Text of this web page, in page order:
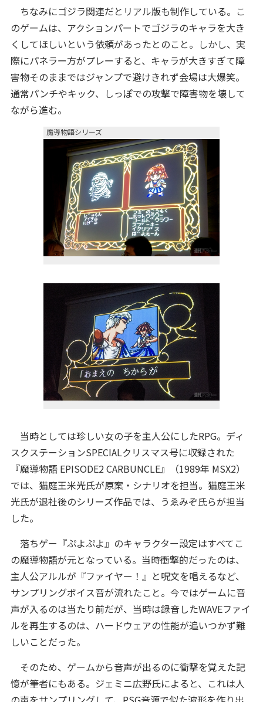
ちなみにゴジラ関連だとリアル版も制作している。こ
のゲームは、アクションパートでゴジラのキャラを大き
くしてほしいという依頼があったとのこと。しかし、実
際にパネラー方がプレーすると、キャラが大きすぎて障
害物そのままではジャンプで避けきれず会場は大爆笑。
通常パンチやキック、しっぽでの攻撃で障害物を壊して
ながら進む。
魔導物語シリーズ
当時としては珍しい女の子を主人公にしたRPG。ディ
スクステーションSPECIALクリスマス号に収録された
『魔導物語 EPISODE2 CARBUNCLE』（1989年 MSX2）
では、猫庭王米光氏が原案・シナリオを担当。猫庭王米
光氏が退社後のシリーズ作品では、うゑみぞ氏らが担当
した。
落ちゲー『ぷよぷよ』のキャラクター設定はすべてこ
の魔導物語が元となっている。当時衝撃的だったのは、
主人公アルルが『ファイヤー！』と呪文を唱えるなど、
サンプリングボイス音が流れたこと。今ではゲームに音
声が入るのは当たり前だが、当時は録音したWAVEファイ
ルを再生するのは、ハードウェアの性能が追いつかず難
しいことだった。
そのため、ゲームから音声が出るのに衝撃を覚えた記
憶が筆者にもある。ジェミニ広野氏によると、これは人